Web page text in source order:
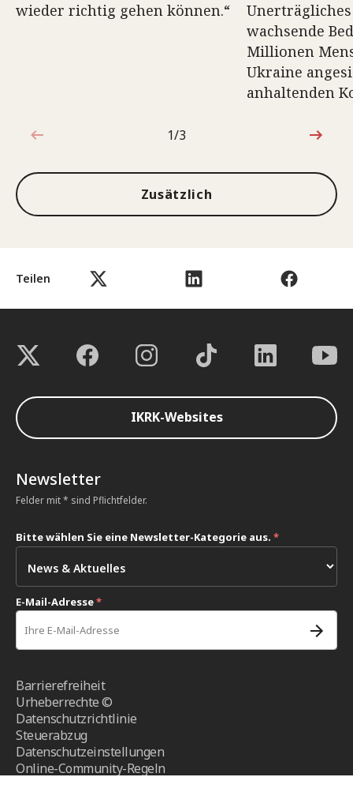
Teilen
wieder richtig gehen können.“
wachsende
Millionen
Ukraine
anhaltenden
1von3
1/3
Zusätzlich
IKRK-Websites
Newsletter
Felder mit * sind Pflichtfelder.
Bitte wählen Sie eine Newsletter-Kategorie aus. *
E-Mail-Adresse*
Barrierefreiheit
Urheberrechte ©
Datenschutzrichtlinie
Steuerabzug
Datenschutzeinstellungen
Online-Community-Regeln